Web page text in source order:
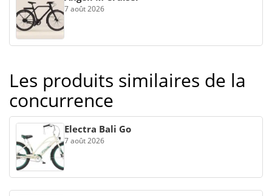
7 août 2026
Les produits similaires de la
concurrence
Electra Bali Go
7 août 2026